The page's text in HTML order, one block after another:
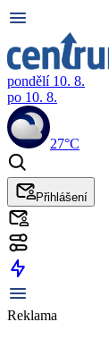
pondělí 10. 8.
po 10. 8.
27°C
Přihlášení
Reklama